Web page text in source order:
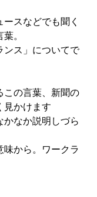
スなどでも聞く
。
ンス」についてで
この言葉、新聞の
見かけます
かなか説明しづら
味から。ワークラ